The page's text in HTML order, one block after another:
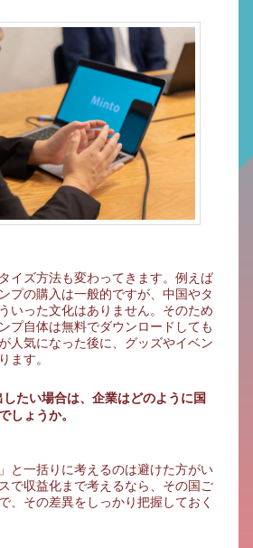
イズ方法も変わってきます。例えば
プの購入は一般的ですが、中国やタ
いった文化はありません。そのため
プ自体は無料でダウンロードしても
人気になった後に、グッズやイベン
ます。
たい場合は、企業はどのように国
しょうか。
と一括りに考えるのは避けた方がい
で収益化まで考えるなら、その国ご
、その差異をしっかり把握しておく